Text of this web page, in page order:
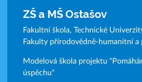
ZŠ a MŠ Ostašov
Fakultní škola, Technické
Fakulty přírodovědně-humanitní a
Modelová škola projektu
úspěchu"